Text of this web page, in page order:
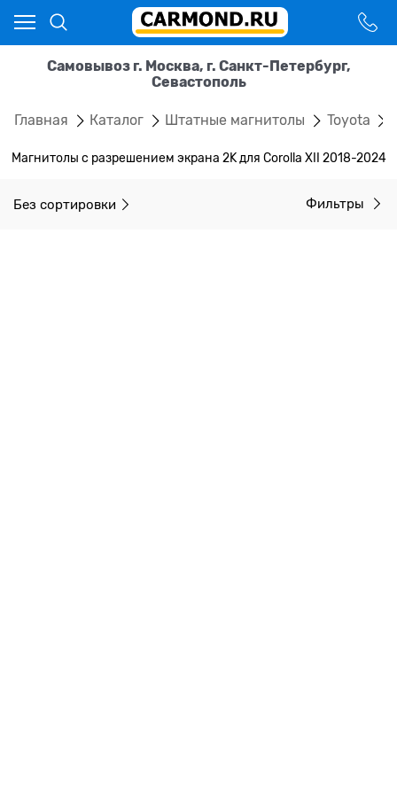
Самовывоз г. Москва, г. Санкт-Петербург,
Севастополь
Главная Каталог Штатные магнитолы Toyota
Магнитолы с разрешением экрана 2K для Corolla XII 2018-2024
Без сортировки Фильтры